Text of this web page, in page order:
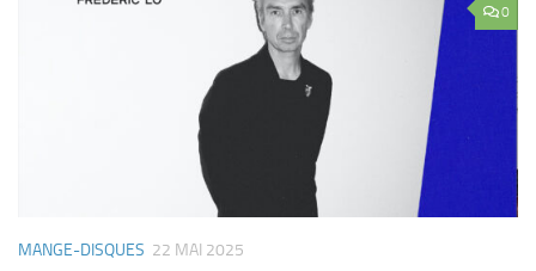
0
MANGE-DISQUES 22 MAI 2025